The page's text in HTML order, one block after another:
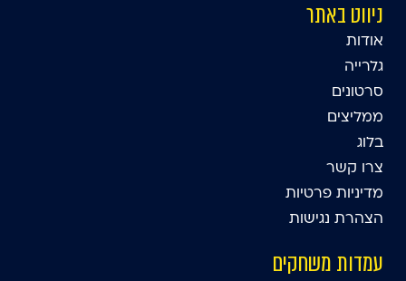
ניווט באתר
אודות
גלרייה
סרטונים
ממליצים
בלוג
צרו קשר
מדיניות פרטיות
הצהרת נגישות
עמדות משחקים